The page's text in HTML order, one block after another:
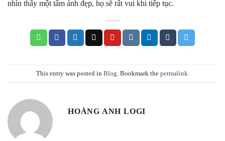
nhìn thấy một tấm ảnh đẹp, họ sẽ rất vui khi tiếp tục.
This entry was posted in Blog . Bookmark the permalink
HOÀNG ANH LOGI